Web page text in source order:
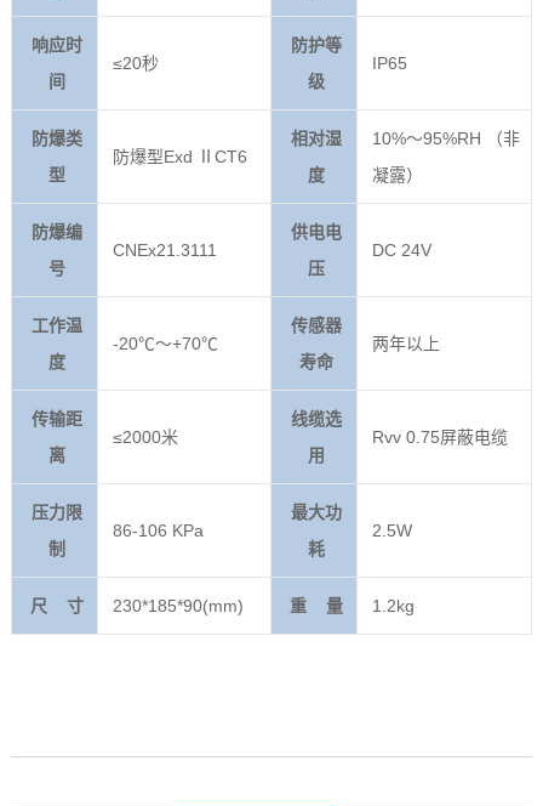
响应时
间
≤20秒
防护等
级
IP65
防爆类
型
防爆型Exd ⅡCT6
相对湿
度
10%～95%RH （非
凝露）
防爆编
号
CNEx21.3111
供电电
压
DC 24V
工作温
度
-20℃～+70℃
传感器
寿命
两年以上
传输距
离
≤2000米
线缆选
用
Rvv 0.75屏蔽电缆
压力限
制
86-106 KPa
最大功
耗
2.5W
尺 寸 230*185*90(mm) 重 量 1.2kg